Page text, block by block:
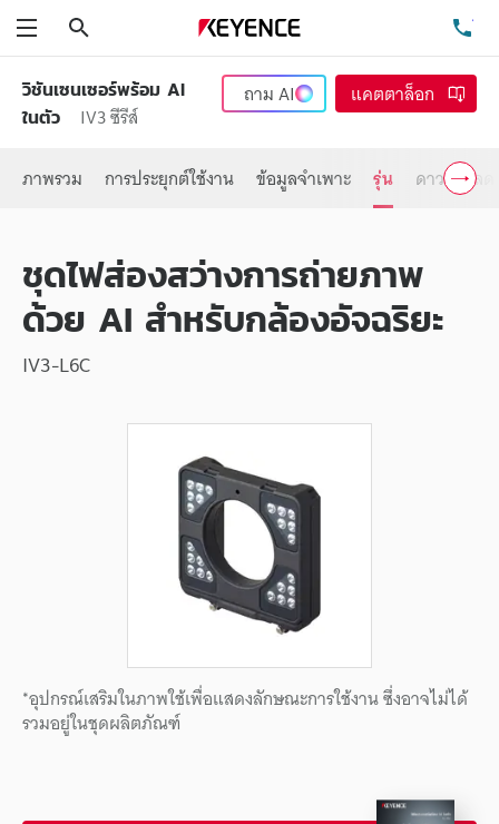
วิชันเซนเซอร์พร้อม AI
ในตัว
IV3 ซีรีส์
ถามAI แคตตาล็อก
ภาพรวม การประยุกต์ใช้งาน ข้อมูลจำเพาะ รุ่น ดาวน์โหลด
ชุดไฟส่องสว่างการถ่ายภาพ
ด้วย AI สำหรับกล้องอัจฉริยะ
IV3-L6C
*อุปกรณ์เสริมในภาพใช้เพื่อแสดงลักษณะการใช้งาน ซึ่งอาจไม่ได้
รวมอยู่ในชุดผลิตภัณฑ์